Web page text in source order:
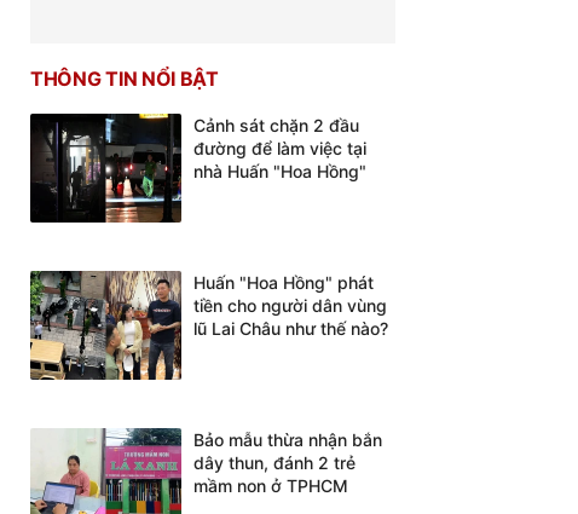
THÔNG TIN NỔI BẬT
Cảnh sát chặn 2 đầu
đường để làm việc tại
nhà Huấn "Hoa Hồng"
Huấn "Hoa Hồng" phát
tiền cho người dân vùng
lũ Lai Châu như thế nào?
Bảo mẫu thừa nhận bắn
dây thun, đánh 2 trẻ
mầm non ở TPHCM